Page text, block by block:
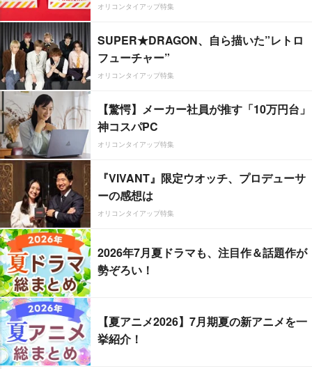
オリコンタイアップ特集
SUPER★DRAGON、自ら描いた”レトロ
フューチャー”
オリコンタイアップ特集
【驚愕】メーカー社員が推す「10万円台」
神コスパPC
オリコンタイアップ特集
『VIVANT』限定ウオッチ、プロデューサ
ーの感想は
オリコンタイアップ特集
2026年7月夏ドラマも、注目作＆話題作が
勢ぞろい！
【夏アニメ2026】7月期夏の新アニメを一
挙紹介！